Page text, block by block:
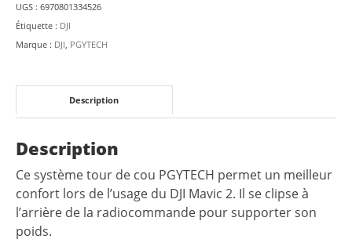
Mavic
UGS : 6970801334526
Étiquette : DJI
Marque : DJI, PGYTECH
Description
Description
Ce système tour de cou PGYTECH permet un meilleur
confort lors de l’usage du DJI Mavic 2. Il se clipse à
l’arrière de la radiocommande pour supporter son
poids.